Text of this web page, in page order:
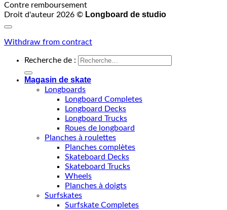
Contre remboursement
Droit d'auteur 2026 © Longboard de studio
Withdraw from contract
Recherche de :
Magasin de skate
Longboards
Longboard Completes
Longboard Decks
Longboard Trucks
Roues de longboard
Planches à roulettes
Planches complètes
Skateboard Decks
Skateboard Trucks
Wheels
Planches à doigts
Surfskates
Surfskate Completes